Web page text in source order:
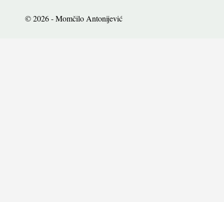
© 2026 - Momčilo Antonijević